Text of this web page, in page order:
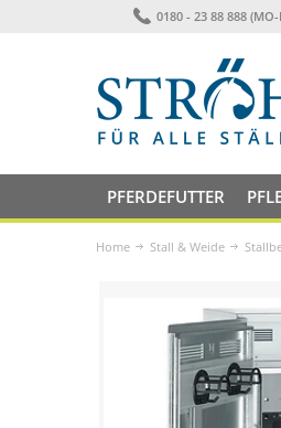
0180 - 23 88 888 (MO-
PFERDEFUTTER
Home Stall & Weide